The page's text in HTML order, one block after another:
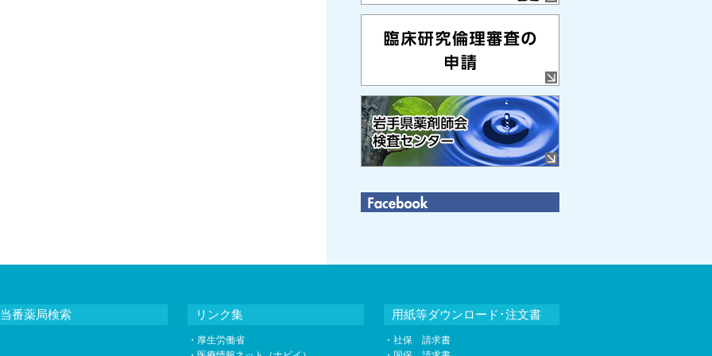
当番薬局検索 リンク集
・ 厚生労働省
用紙等ダウンロード･注文書
・社保 請求書